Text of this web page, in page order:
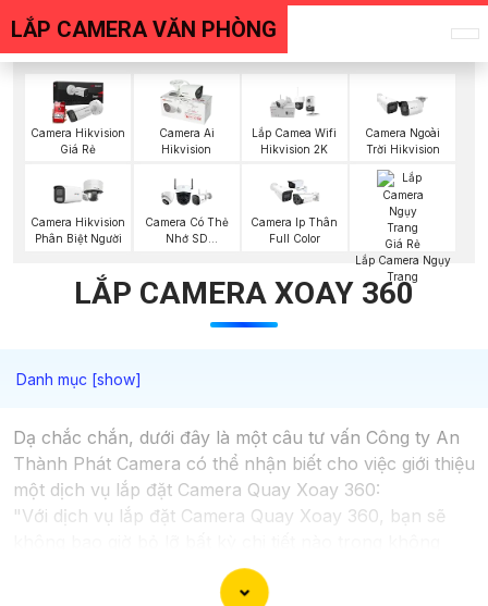
LẮP CAMERA VĂN PHÒNG
Camera Hikvision
Giá Rẻ
Camera Ai
Hikvision
Lắp Camea Wifi
Hikvision 2K
Camera Ngoài
Trời Hikvision
Camera Hikvision
Phân Biệt Người
Camera Có Thẻ
Nhớ SD
Camera Ip Thân
Full Color
Lắp Camera Ngụy
Trang
LẮP CAMERA XOAY 360
Dạ chắc chắn, dưới đây là một câu tư vấn Công ty An
Thành Phát Camera có thể nhận biết cho việc giới thiệu
một dịch vụ lắp đặt Camera Quay Xoay 360:
"Với dịch vụ lắp đặt Camera Quay Xoay 360, bạn sẽ
gian giám sát. Hệ thống camera hiện đại này cho phép
quay xoay 360 độ, giúp ghi lại mọi góc cạnh và hành